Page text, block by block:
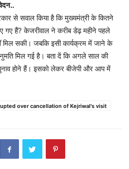
से सवाल किया है कि मुख्यमंत्री के कितने
गए हैं? केजरीवाल ने करीब डेढ़ महीने पहले
मिल सकी। जबकि इसी कार्यक्रम में जाने के
मिल गई है। बता दें कि अगले साल की
होने हैं। इसको लेकर बीजेपी और आप में
over cancellation of Kejriwal's visit